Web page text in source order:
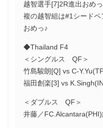
越智選手[7]2R進出おめ
複の越智組は#1シード
おめっ♪
◆Thailand F4
＜シングルス QF＞
竹島駿朗[Q] vs C-
福田創楽[3] vs
＜ダブルス QF＞
井藤／